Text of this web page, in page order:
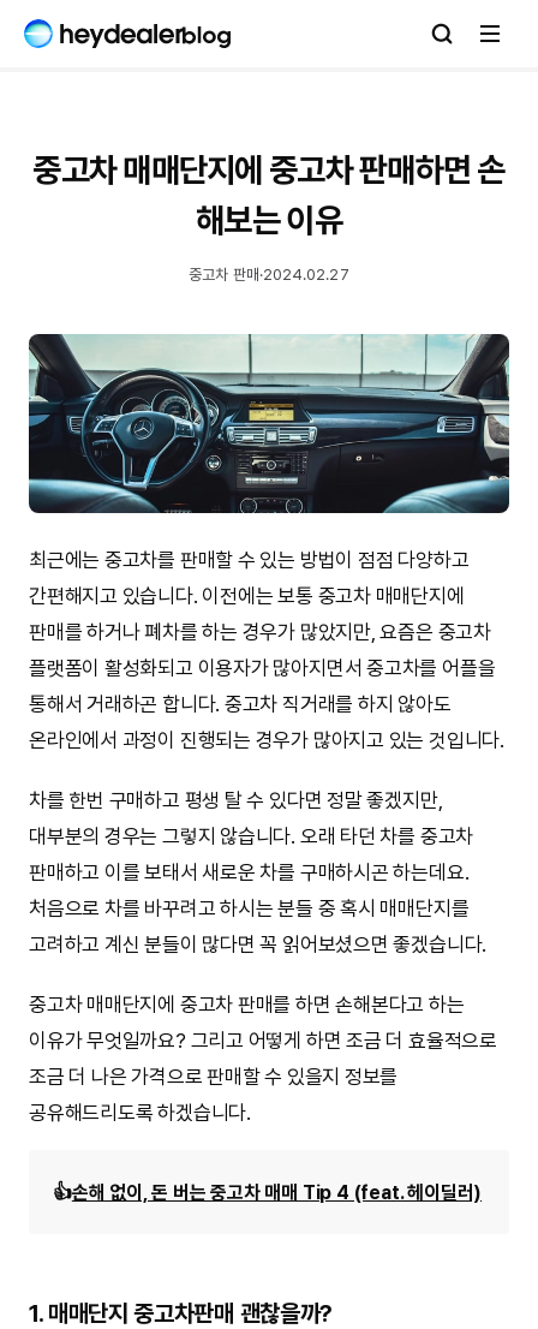
중고차 매매단지에 중고차 판매하면 손
해보는 이유
중고차 판매 ·2024.02.27
최근에는 중고차를 판매할 수 있는 방법이 점점 다양하고
간편해지고 있습니다. 이전에는 보통 중고차 매매단지에
판매를 하거나 폐차를 하는 경우가 많았지만, 요즘은 중고차
플랫폼이 활성화되고 이용자가 많아지면서 중고차를 어플을
통해서 거래하곤 합니다. 중고차 직거래를 하지 않아도
온라인에서 과정이 진행되는 경우가 많아지고 있는 것입니다.
차를 한번 구매하고 평생 탈 수 있다면 정말 좋겠지만,
대부분의 경우는 그렇지 않습니다. 오래 타던 차를 중고차
판매하고 이를 보태서 새로운 차를 구매하시곤 하는데요.
처음으로 차를 바꾸려고 하시는 분들 중 혹시 매매단지를
고려하고 계신 분들이 많다면 꼭 읽어보셨으면 좋겠습니다.
중고차 매매단지에 중고차 판매를 하면 손해본다고 하는
이유가 무엇일까요? 그리고 어떻게 하면 조금 더 효율적으로
조금 더 나은 가격으로 판매할 수 있을지 정보를
공유해드리도록 하겠습니다.
👍손해 없이, 돈 버는 중고차 매매 Tip 4 (feat. 헤이딜러)
1. 매매단지 중고차판매 괜찮을까?